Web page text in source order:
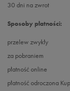
30 dni na zwrot
Sposoby płatności:
przelew zwykły
za pobraniem
płatność online
płatność odroczona